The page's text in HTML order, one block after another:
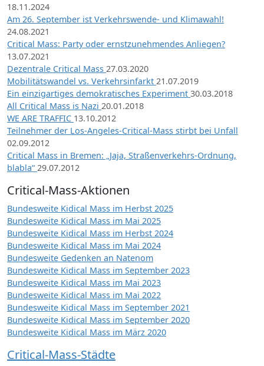
18.11.2024
Am 26. September ist Verkehrswende- und Klimawahl!
24.08.2021
Critical Mass: Party oder ernstzunehmendes Anliegen?
13.07.2021
Dezentrale Critical Mass 27.03.2020
Mobilitätswandel vs. Verkehrsinfarkt 21.07.2019
Ein einzigartiges demokratisches Experiment 30.03.2018
All Critical Mass is Nazi 20.01.2018
WE ARE TRAFFIC 13.10.2012
Teilnehmer der Los-Angeles-Critical-Mass stirbt bei Unfall
02.09.2012
Critical Mass in Bremen: „Jaja, Straßenverkehrs-Ordnung,
blabla“ 29.07.2012
Critical-Mass-Aktionen
Bundesweite Kidical Mass im Herbst 2025
Bundesweite Kidical Mass im Mai 2025
Bundesweite Kidical Mass im Herbst 2024
Bundesweite Kidical Mass im Mai 2024
Bundesweite Gedenken an Natenom
Bundesweite Kidical Mass im September 2023
Bundesweite Kidical Mass im Mai 2023
Bundesweite Kidical Mass im Mai 2022
Bundesweite Kidical Mass im September 2021
Bundesweite Kidical Mass im September 2020
Bundesweite Kidical Mass im März 2020
Critical-Mass-Städte